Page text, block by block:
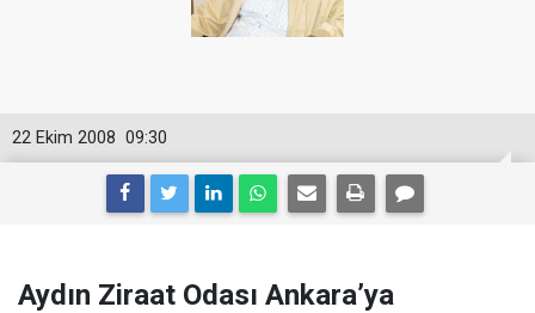
09:30
22 Ekim 2008
Aydın Ziraat Odası Ankara’ya